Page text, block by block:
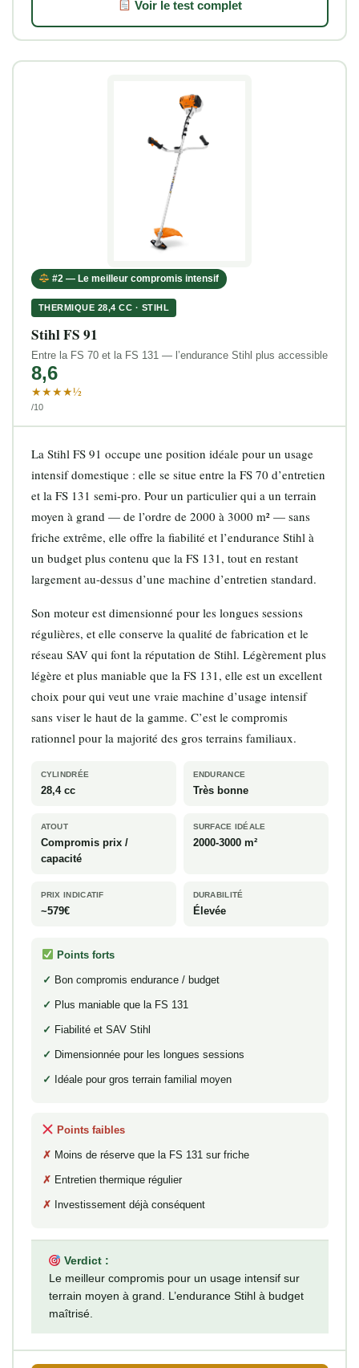
Voir le test complet
#2 — Le meilleur compromis intensif
THERMIQUE 28,4 CC · STIHL
Stihl FS 91
Entre la FS 70 et la FS 131 — l’endurance Stihl plus accessible
8,6
★★★★½
/10
La Stihl FS 91 occupe une position idéale pour un usage
intensif domestique : elle se situe entre la FS 70 d’entretien
et la FS 131 semi-pro. Pour un particulier qui a un terrain
moyen à grand — de l’ordre de 2000 à 3000 m² — sans
friche extrême, elle offre la fiabilité et l’endurance Stihl à
un budget plus contenu que la FS 131, tout en restant
largement au-dessus d’une machine d’entretien standard.
Son moteur est dimensionné pour les longues sessions
régulières, et elle conserve la qualité de fabrication et le
réseau SAV qui font la réputation de Stihl. Légèrement plus
légère et plus maniable que la FS 131, elle est un excellent
choix pour qui veut une vraie machine d’usage intensif
sans viser le haut de la gamme. C’est le compromis
rationnel pour la majorité des gros terrains familiaux.
CYLINDRÉE
28,4 cc
ENDURANCE
Très bonne
ATOUT
Compromis prix /
capacité
SURFACE IDÉALE
2000-3000 m²
PRIX INDICATIF
~579€
DURABILITÉ
Élevée
Points forts
Bon compromis endurance / budget
Plus maniable que la FS 131
Fiabilité et SAV Stihl
Dimensionnée pour les longues sessions
Idéale pour gros terrain familial moyen
Points faibles
Moins de réserve que la FS 131 sur friche
Entretien thermique régulier
Investissement déjà conséquent
Verdict :
Le meilleur compromis pour un usage intensif sur
terrain moyen à grand. L’endurance Stihl à budget
maîtrisé.